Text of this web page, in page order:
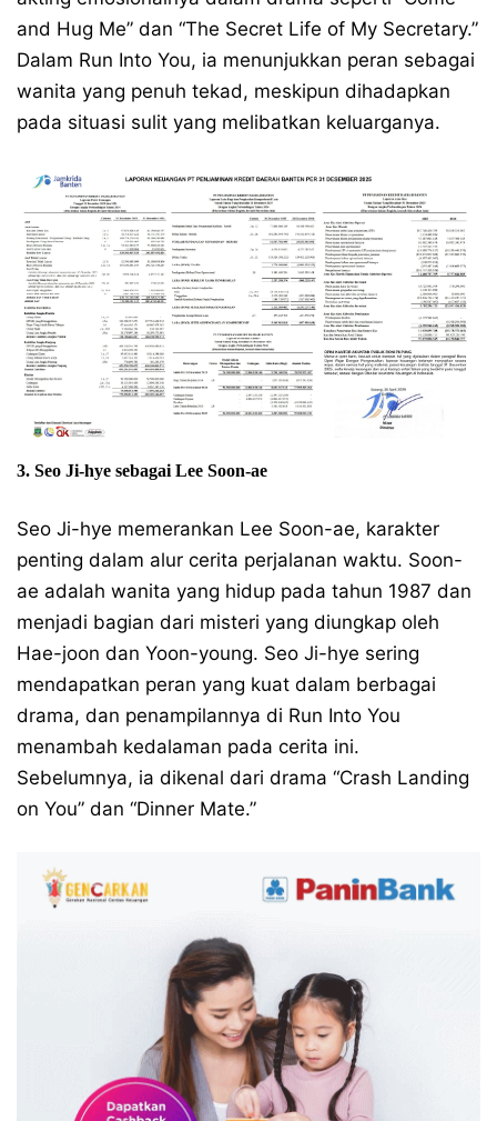
and Hug Me” dan “The Secret Life of My Secretary.”
Dalam Run Into You, ia menunjukkan peran sebagai
wanita yang penuh tekad, meskipun dihadapkan
pada situasi sulit yang melibatkan keluarganya.
3. Seo Ji-hye sebagai Lee Soon-ae
Seo Ji-hye memerankan Lee Soon-ae, karakter
penting dalam alur cerita perjalanan waktu. Soon-
ae adalah wanita yang hidup pada tahun 1987 dan
menjadi bagian dari misteri yang diungkap oleh
Hae-joon dan Yoon-young. Seo Ji-hye sering
mendapatkan peran yang kuat dalam berbagai
drama, dan penampilannya di Run Into You
menambah kedalaman pada cerita ini.
Sebelumnya, ia dikenal dari drama “Crash Landing
on You” dan “Dinner Mate.”